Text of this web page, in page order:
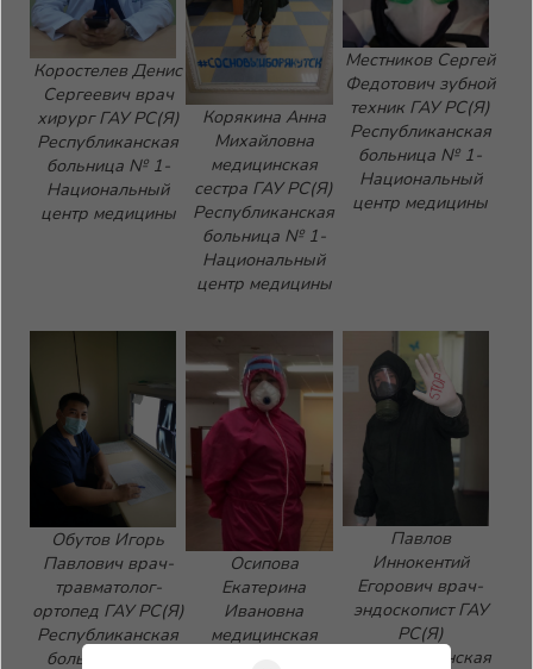
Коростелев Денис
Сергеевич врач
хирург ГАУ РС(Я)
Республиканская
больница № 1-
Национальный
центр медицины
Корякина Анна
Михайловна
медицинская
сестра ГАУ РС(Я)
Республиканская
больница № 1-
Национальный
центр медицины
Местников Сергей
Федотович зубной
техник ГАУ РС(Я)
Республиканская
больница № 1-
Национальный
центр медицины
Обутов Игорь
Павлович врач-
травматолог-
ортопед ГАУ РС(Я)
Республиканская
больница № 1-
Осипова
Екатерина
Ивановна
медицинская
Павлов
Иннокентий
Егорович врач-
эндоскопист ГАУ
РС(Я)
Республиканская